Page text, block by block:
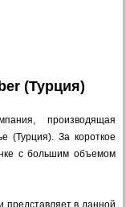
(Турция)
производящая
(Турция). За короткое
с большим объемом
представляет в данной